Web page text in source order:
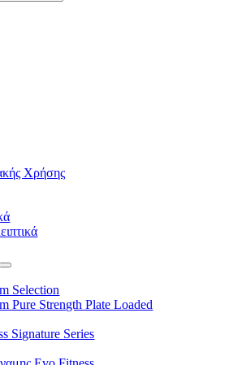
Χρήσης
Selection
Pure Strength Plate Loaded
Signature Series